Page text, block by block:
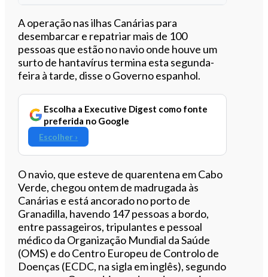
Ouvir este artigo
A operação nas ilhas Canárias para
desembarcar e repatriar mais de 100
pessoas que estão no navio onde houve um
surto de hantavírus termina esta segunda-
feira à tarde, disse o Governo espanhol.
Escolha a Executive Digest como fonte
preferida no Google
Escolher ›
O navio, que esteve de quarentena em Cabo
Verde, chegou ontem de madrugada às
Canárias e está ancorado no porto de
Granadilla, havendo 147 pessoas a bordo,
entre passageiros, tripulantes e pessoal
médico da Organização Mundial da Saúde
(OMS) e do Centro Europeu de Controlo de
Doenças (ECDC, na sigla em inglês), segundo